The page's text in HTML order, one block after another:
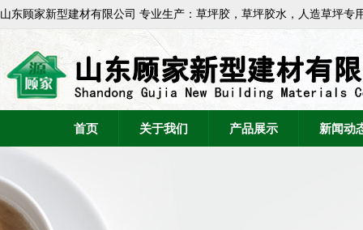
山东顾家新型建材有限公司 专业生产：草坪胶，草坪胶水，人造草坪专
首页 关于我们 产品展示 新闻动